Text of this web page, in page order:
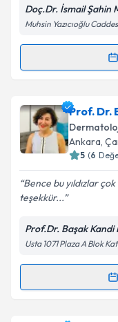
Kişisel
Metni'ni
Doç.Dr. İsmail Şahin
Muhsin Yazıcıoğlu
Randevu
Doç. Dr.
oluşturun. Size
takvim
Kişisel
Metni'ni
kapsamda
Prof. Dr.
Ankara,
5 (6
Bence bu yıldızlar
teşekkür...
Prof.Dr. Başak Kandi
Usta 1071 Plaza A Blok
Randevu